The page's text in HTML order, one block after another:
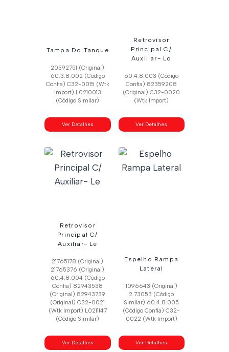
Tampa Do Tanque
20392751 (Original)
60.3.8.002 (Código
Confia) C32-0015 (Wtk
Import) L0210013
(Código Similar)
Ver Detalhes
Retrovisor
Principal C/
Auxiliar- Ld
60.4.8.003 (Código
Confia) 82359208
(Original) C32-0020
(Wtk Import)
Ver Detalhes
Retrovisor
Principal C/
Auxiliar- Le
21765178 (Original)
21765376 (Original)
60.4.8.004 (Código
Confia) 82943538
(Original) 82943739
(Original) C32-0021
(Wtk Import) L0211147
(Código Similar)
Ver Detalhes
Espelho Rampa
Lateral
1096643 (Original)
2.73053 (Código
Similar) 60.4.8.005
(Código Confia) C32-
0022 (Wtk Import)
Ver Detalhes